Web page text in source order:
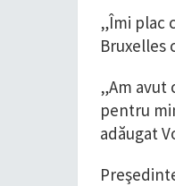
„Îmi plac
Bruxelles
„Am
pentru
adăugat